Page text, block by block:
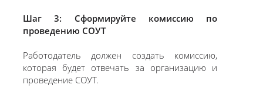
Шаг 3: Сформируйте комиссию по
проведению СОУТ
Работодатель должен создать комиссию,
которая будет отвечать за организацию и
проведение СОУТ.